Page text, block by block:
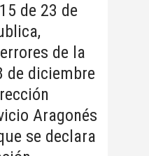
de 23 de
errores de la
de diciembre
Aragonés
se declara